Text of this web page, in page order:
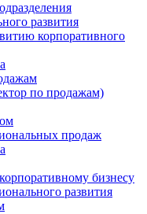
развития
корпоративного
по продажам)
продаж
бизнесу
развития